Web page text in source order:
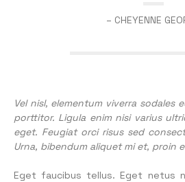
– CHEYENNE
Vel nisl, elementum viverra sodales
porttitor. Ligula enim nisi varius
eget. Feugiat orci risus sed
Urna, bibendum aliquet mi et, proin
Eget faucibus tellus. Eget netus